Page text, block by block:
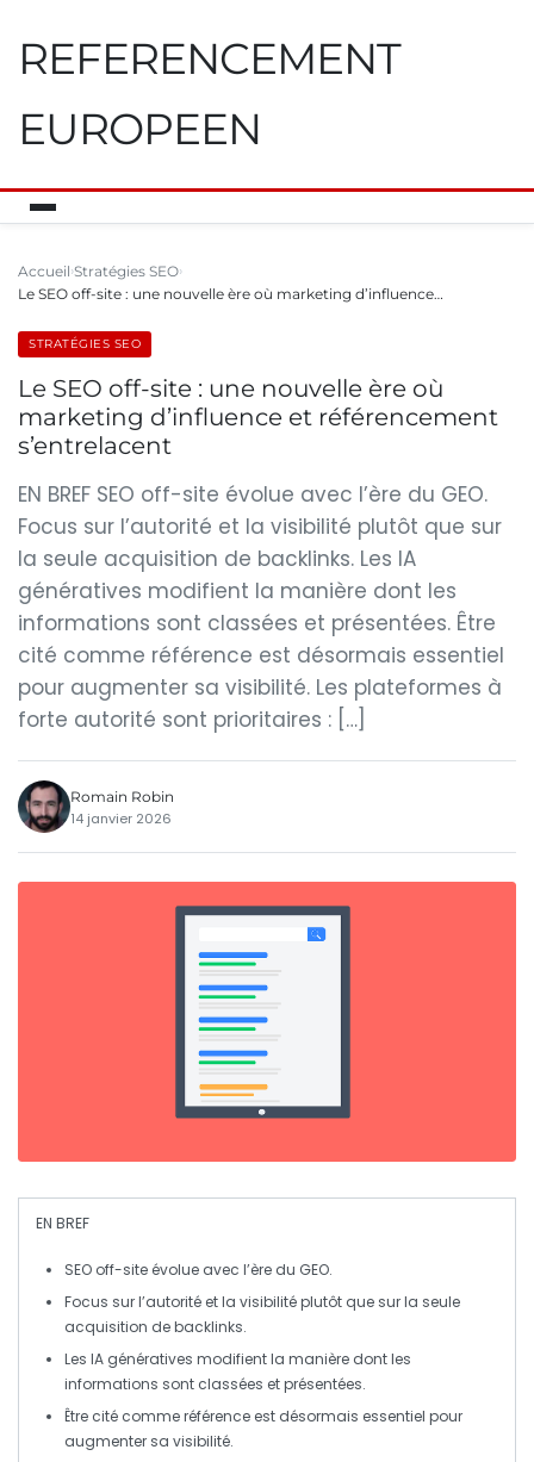
REFERENCEMENT
EUROPEEN
Accueil Stratégies SEO
Le SEO off-site : une nouvelle ère où marketing d’influence…
STRATÉGIES SEO
Le SEO off-site : une nouvelle ère où
marketing d’influence et référencement
s’entrelacent
EN BREF SEO off-site évolue avec l’ère du GEO.
Focus sur l’autorité et la visibilité plutôt que sur
la seule acquisition de backlinks. Les IA
génératives modifient la manière dont les
informations sont classées et présentées. Être
cité comme référence est désormais essentiel
pour augmenter sa visibilité. Les plateformes à
forte autorité sont prioritaires : […]
Romain Robin
14 janvier 2026
EN BREF
SEO off-site évolue avec l’ère du GEO.
Focus sur l’autorité et la visibilitéplutôt que sur la seule
acquisition debacklinks.
Les IA génératives modifient la manière dont les
informations sont classées et présentées.
Être cité comme référence est désormais essentiel pour
augmenter sa visibilité.